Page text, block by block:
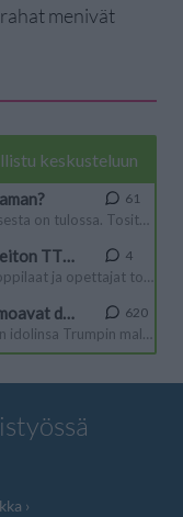
menivät